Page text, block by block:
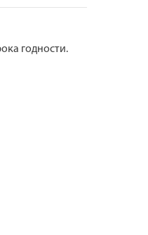
годности.